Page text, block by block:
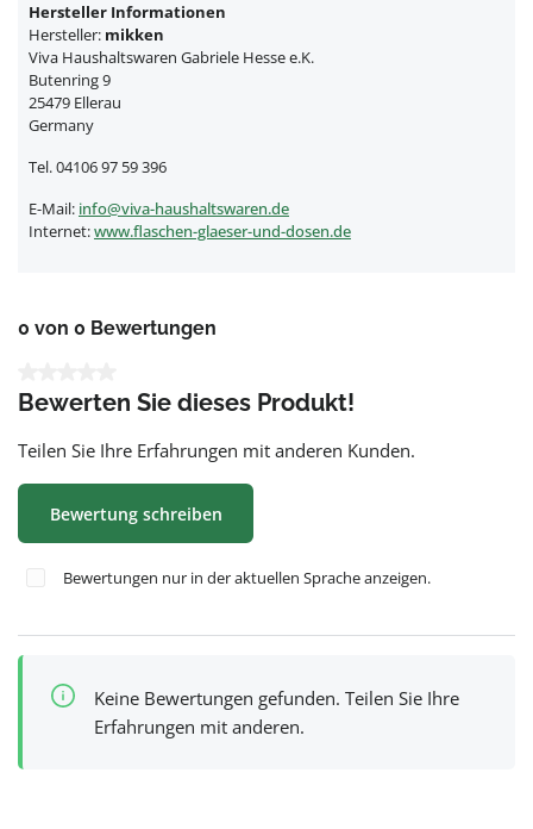
Hersteller Informationen
Hersteller: mikken
Viva Haushaltswaren Gabriele Hesse e.K.
Butenring 9
25479 Ellerau
Germany
Tel. 04106 97 59 396
E-Mail: info@viva-haushaltswaren.de
Internet:www.flaschen-glaeser-und-dosen.de
0 von 0 Bewertungen
Bewerten Sie dieses Produkt!
Teilen Sie Ihre Erfahrungen mit anderen Kunden.
Bewertung schreiben
Bewertungen nur in der aktuellen Sprache anzeigen.
Keine Bewertungen gefunden. Teilen Sie Ihre
Erfahrungen mit anderen.